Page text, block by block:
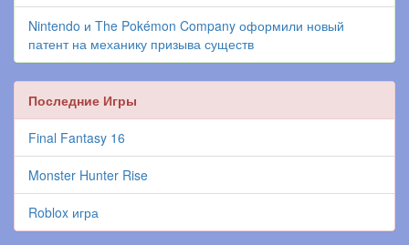
Nintendo и The Pokémon Company оформили новый
патент на механику призыва существ
Последние Игры
Final Fantasy 16
Monster Hunter Rise
Roblox игра